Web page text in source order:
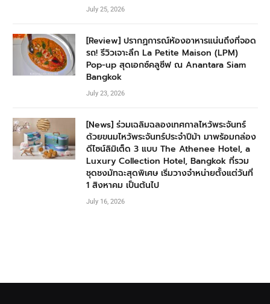
July 25, 2026
[Review] ปรากฏการณ์ห้องอาหารแน่นถึงที่จอด
รถ! รีวิวเจาะลึก La Petite Maison (LPM)
Pop-up สุดเอกซ์คลูซีฟ ณ Anantara Siam
Bangkok
July 23, 2026
[News] ร่วมเฉลิมฉลองเทศกาลไหว้พระจันทร์
ด้วยขนมไหว้พระจันทร์ประจำปีม้า มาพร้อมกล่อง
ดีไซน์ลิมิเต็ด 3 แบบ The Athenee Hotel, a
Luxury Collection Hotel, Bangkok ที่รวม
ชุดชงมัทฉะสุดพิเศษ เริ่มวางจำหน่ายตั้งแต่วันที่
1 สิงหาคม เป็นต้นไป
July 16, 2026